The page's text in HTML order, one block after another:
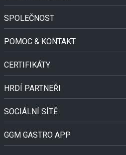
SPOLEČNOST
POMOC & KONTAKT
CERTIFIKÁTY
HRDÍ PARTNEŘI
SOCIÁLNÍ SÍTĚ
GGM GASTRO APP